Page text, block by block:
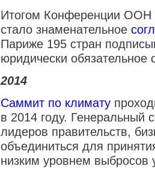
Итогом Конференции ООН
стало знаменательное
Париже 195 стран
юридически
2014
Саммит по климату
в 2014 году.
лидеров правительств,
объединиться для
низким уровнем выбросов